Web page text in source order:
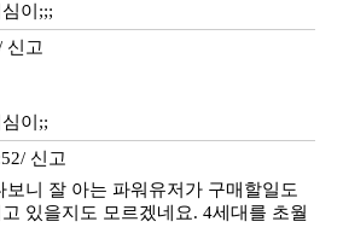
이;;;
신고
이;;
신고
니 잘 아는 파워유저가 구매할일도
있을지도 모르겠네요. 4세대를 초월